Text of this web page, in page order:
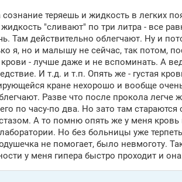
сознание теряешь и жидкость в легких
"сливают" по три литра - все
Там действительно облегчают. Ну и
я, но и малышу не сейчас, так потом,
- лучше даже и не вспоминать. А
И т.д. и т.п. Опять же - густая
кране нехорошо и вообще
Разве что после прокола легче
по часу-по два. Но зато там
А то помню опять же у меня кровь
Но без больницы уже
не помогает, было невмоготу.
у меня гипера быстро проходит и